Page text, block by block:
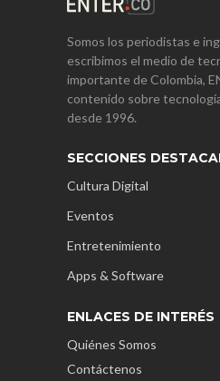
Somos los periodistas e
escribimos el medio de
importante de Colombia,
contenido sobre
desde 1996.
SECCIONES
Cultura Digital
Eventos
Entretenimiento
Apps & Software
ENLACES DE INTERÉS
Quiénes Somos
Contáctenos